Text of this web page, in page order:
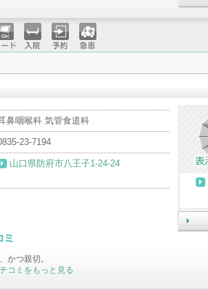
ジ入院 予約 急患
鼻咽喉科 気管食道科
23-7194
山口県防府市八王子1-24-24
かつ親切。
コミをもっと見る